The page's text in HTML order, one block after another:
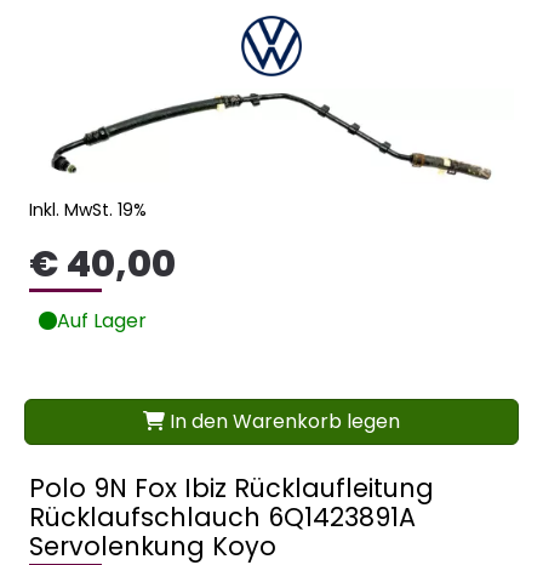
Polo 9N Fox Ibiz Rücklaufleitung
Rücklaufschlauch 6Q1423891A
Servolenkung Koyo
Inkl. MwSt. 19%
€ 40,00
Auf Lager
In den Warenkorb legen